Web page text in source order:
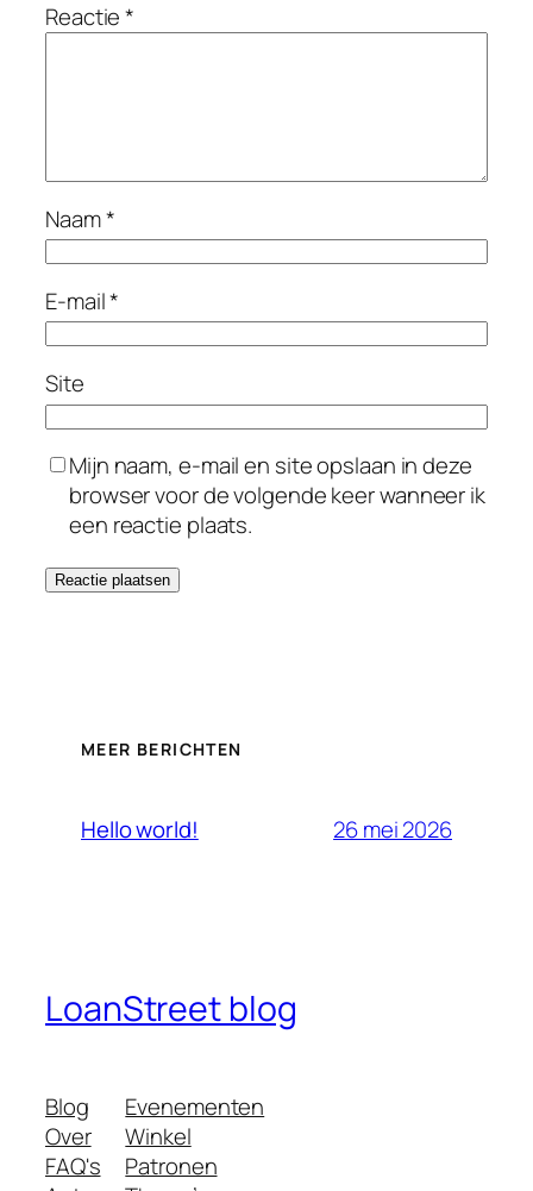
Reactie*
Naam*
E-mail*
Site
Mijn naam, e-mail en site opslaan in deze
browser voor de volgende keer wanneer ik
een reactie plaats.
MEER BERICHTEN
Hello world! 26 mei 2026
LoanStreet blog
Blog
Over
FAQ's
Evenementen
Winkel
Patronen